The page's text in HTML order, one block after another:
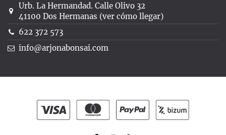
Urb. La Hermandad. Calle Olivo 32
41100 Dos Hermanas (ver cómo llegar)
622 372 573
info@arjonabonsai.com